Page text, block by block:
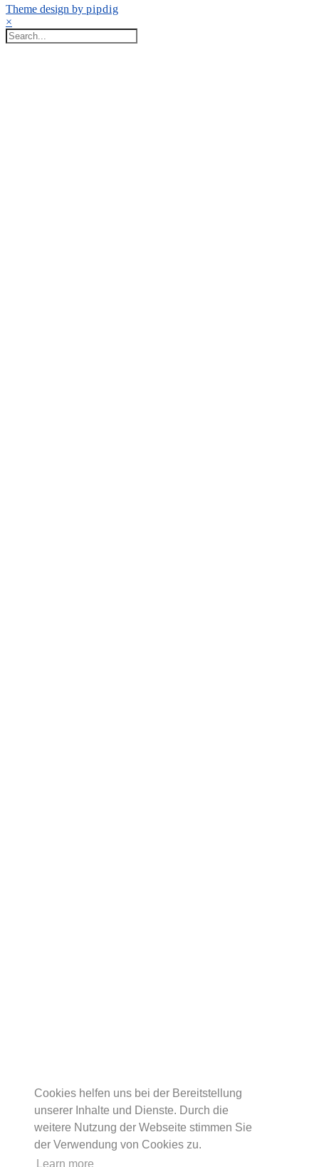
Cookies helfen uns bei der Bereitstellung
unserer Inhalte und Dienste. Durch die
weitere Nutzung der Webseite stimmen Sie
der Verwendung von Cookies zu.
Learn more
Theme design by pipdig
×